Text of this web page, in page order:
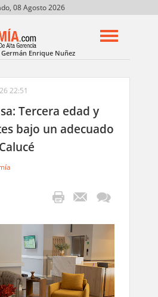
08 Agosto 2026
Enrique Nuñez
22:51
Tercera edad y
bajo un adecuado